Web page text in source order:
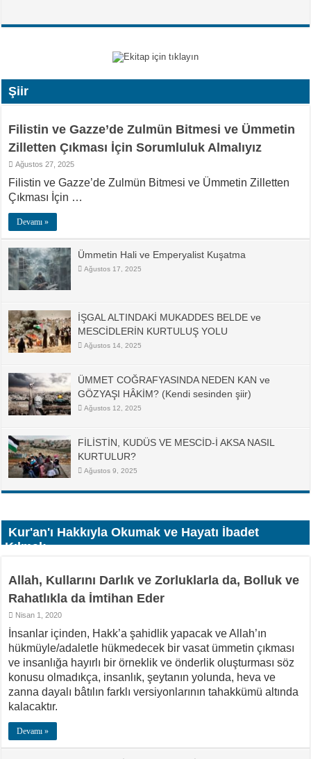
Şiir
Filistin ve Gazze’de Zulmün Bitmesi ve Ümmetin
Zilletten Çıkması İçin Sorumluluk Almalıyız
Ağustos 27, 2025
Filistin ve Gazze’de Zulmün Bitmesi ve Ümmetin Zilletten
Çıkması İçin …
Devamı »
Ümmetin Hali ve Emperyalist Kuşatma
Ağustos 17, 2025
İŞGAL ALTINDAKİ MUKADDES BELDE ve
MESCİDLERİN KURTULUŞ YOLU
Ağustos 14, 2025
ÜMMET COĞRAFYASINDA NEDEN KAN ve
GÖZYAŞI HÂKİM? (Kendi sesinden şiir)
Ağustos 12, 2025
FİLİSTİN, KUDÜS VE MESCİD-İ AKSA NASIL
KURTULUR?
Ağustos 9, 2025
Kur'an'ı Hakkıyla Okumak ve Hayatı İbadet
Kılmak
Allah, Kullarını Darlık ve Zorluklarla da, Bolluk ve
Rahatlıkla da İmtihan Eder
Nisan 1, 2020
İnsanlar içinden, Hakk’a şahidlik yapacak ve Allah’ın
hükmüyle/adaletle hükmedecek bir vasat ümmetin çıkması
ve insanlığa hayırlı bir örneklik ve önderlik oluşturması söz
konusu olmadıkça, insanlık, şeytanın yolunda, heva ve
zanna dayalı bâtılın farklı versiyonlarının tahakkümü altında
kalacaktır.
Devamı »